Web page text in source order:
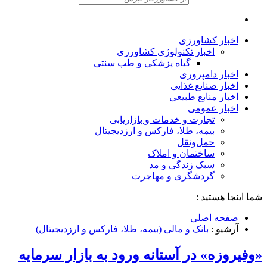
اخبار کشاورزی
اخبار تکنولوژی کشاورزی
گیاه پزشکی و طب سنتی
اخبار دامپروری
اخبار صنایع غذایی
اخبار منابع طبیعی
اخبار عمومی
تجارت و خدمات و بازاریابی
بیمه، طلا، فارکس و ارزدیجیتال
حمل‌و‌نقل
ساختمان و املاک
سبک زندگی و مد
گردشگری و مهاجرت
شما اینجا هستید :
صفحه اصلی
آرشیو : بانک و مالی (بیمه، طلا، فارکس و ارزدیجیتال)
«وفیروزه» در آستانه ورود به بازار سرمایه